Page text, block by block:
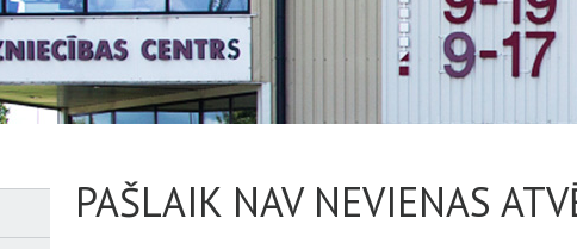
PAŠLAIK NAV NEVIENAS